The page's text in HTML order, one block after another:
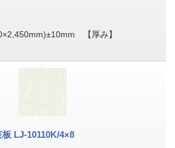
【厚み】
LJ-10110K/4×8